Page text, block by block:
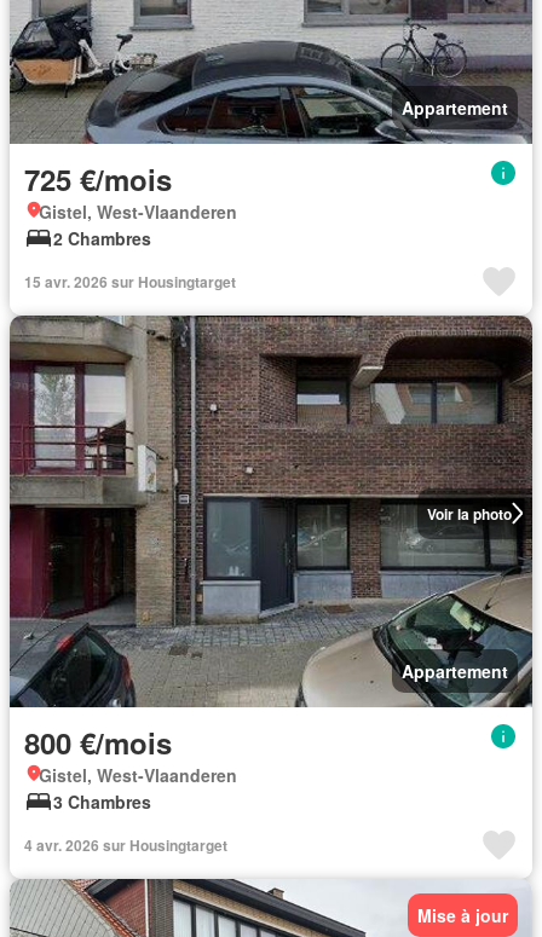
Appartement
725 €/mois
Gistel, West-Vlaanderen
2 Chambres
15 avr. 2026 sur Housingtarget
Voir la photo
Appartement
800 €/mois
Gistel, West-Vlaanderen
3 Chambres
4 avr. 2026 sur Housingtarget
Mise à jour